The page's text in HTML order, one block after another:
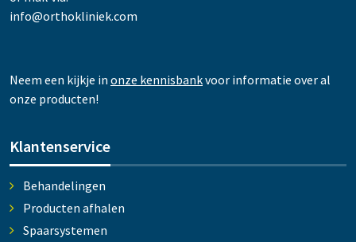
info@orthokliniek.com
Neem een kijkje in onze kennisbankvoor informatie over al
onze producten!
Klantenservice
Behandelingen
Producten afhalen
Spaarsystemen